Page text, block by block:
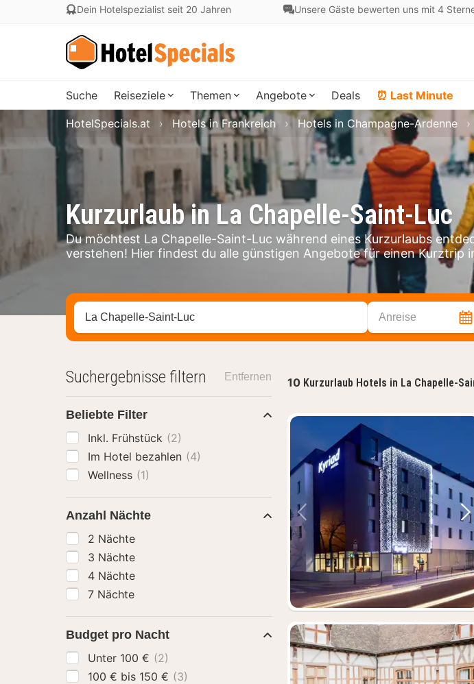
Dein Hotelspezialist seit 20 Jahren Unsere Gäste bewerten uns mit 4
Suche Reiseziele Themen Angebote Deals ⏰ Last Minute
Kurzurlaub in La Chapelle-Saint-Luc
Du möchtest La Chapelle-Saint-Luc während eines Kurzurlaubs
verstehen! Hier findest du alle günstigen Angebote für einen Kurztrip
HotelSpecials.at Hotels in Frankreich Hotels in Champagne-Ardenne
Stadt, Region oder Hotel suchen Anreise
10 Kurzurlaub Hotels in La Chapelle-
Vorheriges Bild
Suchergebnisse filtern Entfernen
Beliebte Filter
Inkl. Frühstück (2)
Im Hotel bezahlen (4)
Wellness (1)
Anzahl Nächte
2 Nächte
3 Nächte
4 Nächte
7 Nächte
Budget pro Nacht
Unter 100 € (2)
100 € bis 150 € (3)